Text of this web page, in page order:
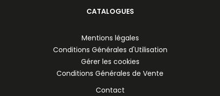
CATALOGUES
Mentions légales
Conditions Générales d'Utilisation
Gérer les cookies
Conditions Générales de Vente
Contact